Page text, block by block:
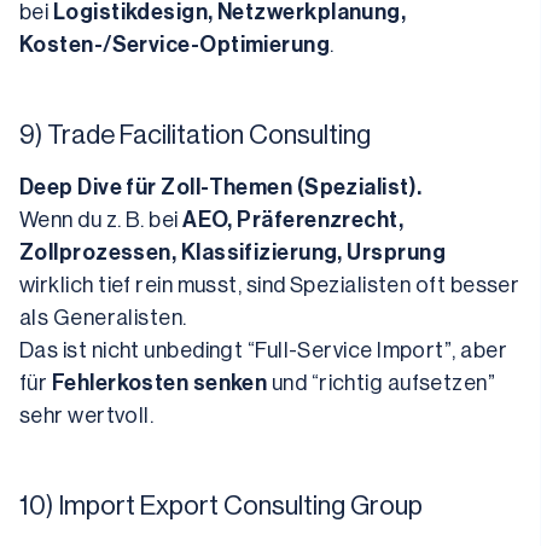
bei Logistikdesign, Netzwerkplanung,
Kosten-/Service-Optimierung.
9) Trade Facilitation Consulting
Deep Dive für Zoll-Themen (Spezialist).
Wenn du z. B. bei AEO, Präferenzrecht,
Zollprozessen, Klassifizierung, Ursprung
wirklich tief rein musst, sind Spezialisten oft besser
als Generalisten.
Das ist nicht unbedingt “Full-Service Import”, aber
für Fehlerkosten senken und “richtig aufsetzen”
sehr wertvoll.
10) Import Export Consulting Group